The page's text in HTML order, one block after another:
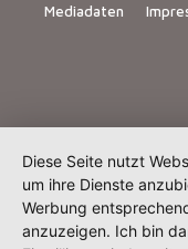
Mediadaten
Diese Seite nutzt
um ihre Dienste
Werbung
anzuzeigen. Ich bin